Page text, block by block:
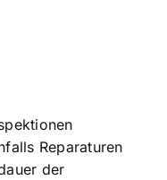
Reparaturen
der